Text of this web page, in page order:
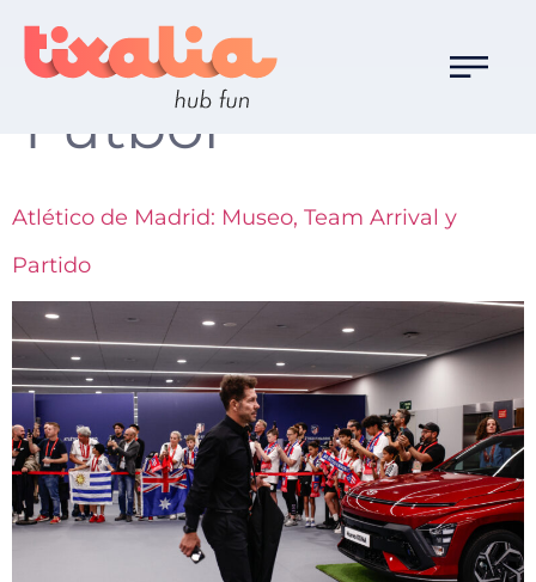
Familia de Ocio:
Fútbol
Atlético de Madrid: Museo, Team Arrival y
Partido